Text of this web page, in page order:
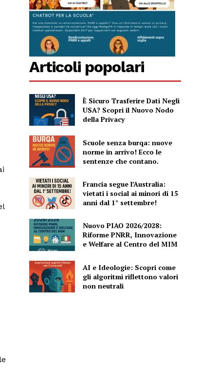
Articoli popolari
È Sicuro Trasferire Dati Negli
USA? Scopri il Nuovo Nodo
della Privacy
Scuole senza burqa: nuove
norme in arrivo! Ecco le
sentenze che contano.
Francia segue l’Australia:
vietati i social ai minori di 15
anni dal 1° settembre!
Nuovo PIAO 2026/2028:
Riforme PNRR, Innovazione
e Welfare al Centro del MIM
AI e Ideologie: Scopri come
gli algoritmi riflettono valori
non neutrali